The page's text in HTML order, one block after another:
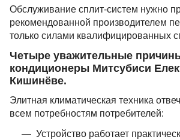
Обслуживание сплит-систем нужно
рекомендованной производителем
только силами квалифицированных
Четыре уважительные
кондиционеры Митсубиси
Кишинёве.
Элитная климатическая техника
всем потребностям потребителей:
Устройство работает